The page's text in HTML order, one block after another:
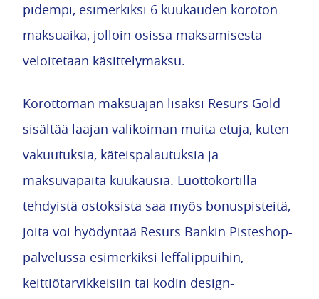
pidempi, esimerkiksi 6 kuukauden koroton
maksuaika, jolloin osissa maksamisesta
veloitetaan käsittelymaksu.
Korottoman maksuajan lisäksi Resurs Gold
sisältää laajan valikoiman muita etuja, kuten
vakuutuksia, käteispalautuksia ja
maksuvapaita kuukausia. Luottokortilla
tehdyistä ostoksista saa myös bonuspisteitä,
joita voi hyödyntää Resurs Bankin Pisteshop-
palvelussa esimerkiksi leffalippuihin,
keittiötarvikkeisiin tai kodin design-